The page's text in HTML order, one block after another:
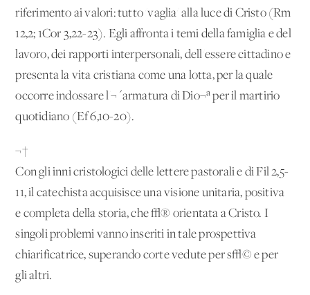
riferimento ai valori: tutto 'vaglia' alla luce di Cristo (Rm
12,2; 1Cor 3,22-23). Egli affronta i temi della famiglia e del
lavoro, dei rapporti interpersonali, dell'essere cittadino e
presenta la vita cristiana come una lotta, per la quale
occorre indossare l'¬´armatura di Dio¬ª per il martirio
quotidiano (Ef 6,10-20).
¬†
Con gli inni cristologici delle lettere pastorali e di Fil 2,5-
11, il catechista acquisisce una visione unitaria, positiva
e completa della storia, che √® orientata a Cristo. I
singoli problemi vanno inseriti in tale prospettiva
chiarificatrice, superando corte vedute per s√© e per
gli altri.